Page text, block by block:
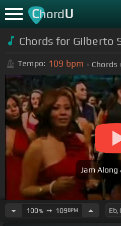
ChordU
Chords for Gilberto
Tempo: 109 bpm Chords
Jam Along
100%➙ 109BPM